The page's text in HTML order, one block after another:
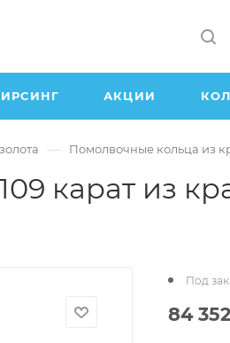
АКЦИИ
— Помолвочные кольца из
карат из
Под
84 352